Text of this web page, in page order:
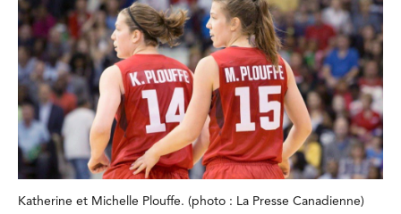
Katherine et Michelle Plouffe. (photo : La Presse Canadienne)